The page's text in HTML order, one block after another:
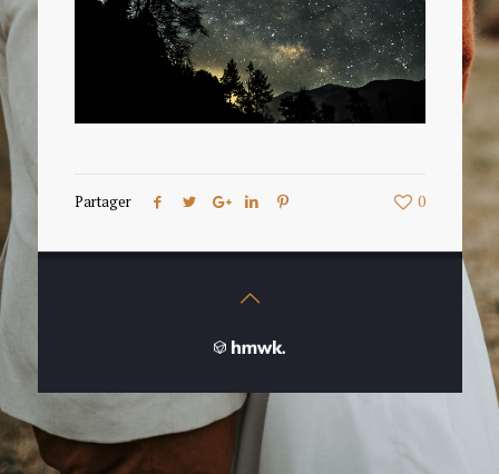
Partager 0